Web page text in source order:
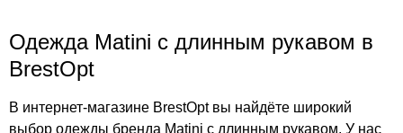
Одежда Matini с длинным рукавом в
BrestOpt
В интернет-магазине BrestOpt вы найдёте широкий
выбор одежды бренда Matini с длинным рукавом. У нас